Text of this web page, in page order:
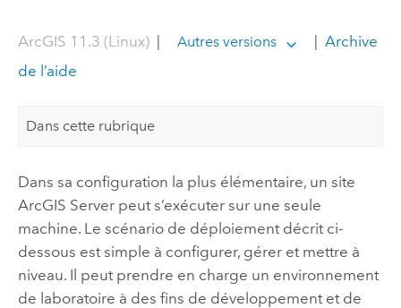
ArcGIS 11.3 (Linux)| Autres versions
Archive
de l’aide
Dans cette rubrique
Dans sa configuration la plus élémentaire, un site
ArcGIS Serverpeut s’exécuter sur une seule
machine. Le scénario de déploiement décrit ci-
dessous est simple à configurer, gérer et mettre à
niveau. Il peut prendre en charge un environnement
de laboratoire à des fins de développement et de